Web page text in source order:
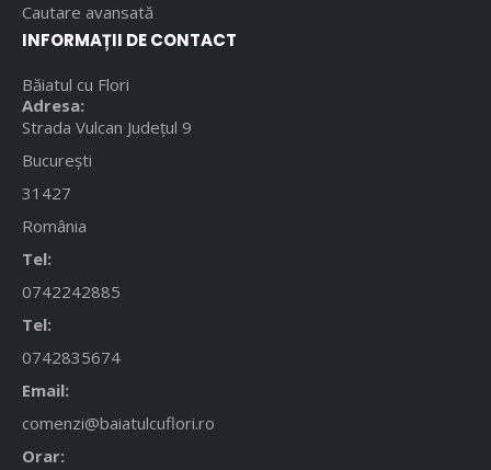
Cautare avansată
INFORMAȚII DE CONTACT
Băiatul cu Flori
Adresa:
Strada Vulcan Județul 9
București
31427
România
Tel:
0742242885
Tel:
0742835674
Email:
comenzi@baiatulcuflori.ro
Orar: